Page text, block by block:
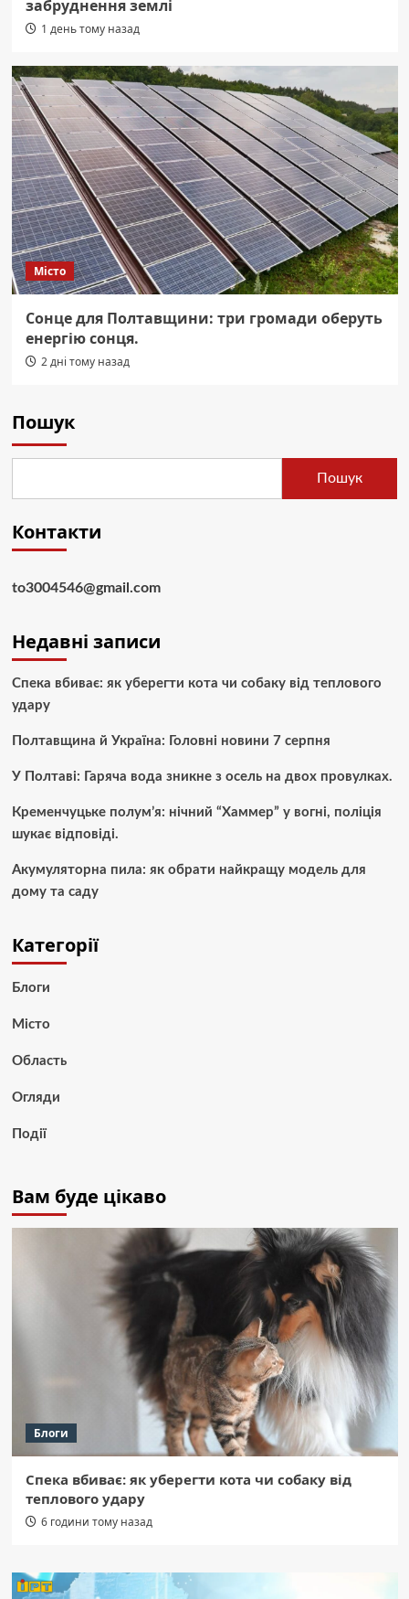
забруднення землі
1 день тому назад
Місто
Сонце для Полтавщини: три громади оберуть
енергію сонця.
2 дні тому назад
Пошук
Пошук
Контакти
to3004546@gmail.com
Недавні записи
Спека вбиває: як уберегти кота чи собаку від теплового
удару
Полтавщина й Україна: Головні новини 7 серпня
У Полтаві: Гаряча вода зникне з осель на двох провулках.
Кременчуцьке полум’я: нічний “Хаммер” у вогні, поліція
шукає відповіді.
Акумуляторна пила: як обрати найкращу модель для
дому та саду
Категорії
Блоги
Місто
Область
Огляди
Події
Вам буде цікаво
Блоги
Спека вбиває: як уберегти кота чи собаку від
теплового удару
6 години тому назад